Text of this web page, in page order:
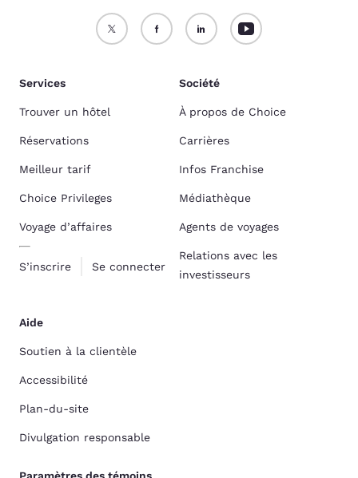
Services
Trouver un hôtel
Réservations
Meilleur tarif
Choice Privileges
Voyage d’affaires
S’inscrire Se connecter
Société
À propos de Choice
Carrières
Infos Franchise
Médiathèque
Agents de voyages
Relations avec les
investisseurs
Aide
Soutien à la clientèle
Accessibilité
Plan-du-site
Divulgation responsable